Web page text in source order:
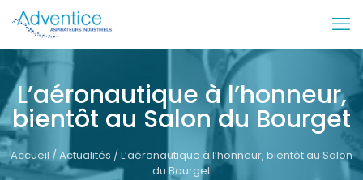
L’aéronautique à l’honneur,
bientôt au Salon du Bourget
Accueil /Actualités / L’aéronautique à l’honneur, bientôt au Salon
du Bourget